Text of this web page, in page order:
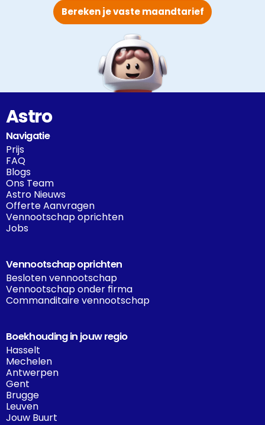
Bereken je vaste maandtarief
Astro
Navigatie
Prijs
FAQ
Blogs
Ons Team
Astro Nieuws
Offerte Aanvragen
Vennootschap oprichten
Jobs
Vennootschap oprichten
Besloten vennootschap
Vennootschap onder firma
Commanditaire vennootschap
Boekhouding in jouw regio
Hasselt
Mechelen
Antwerpen
Gent
Brugge
Leuven
Jouw Buurt